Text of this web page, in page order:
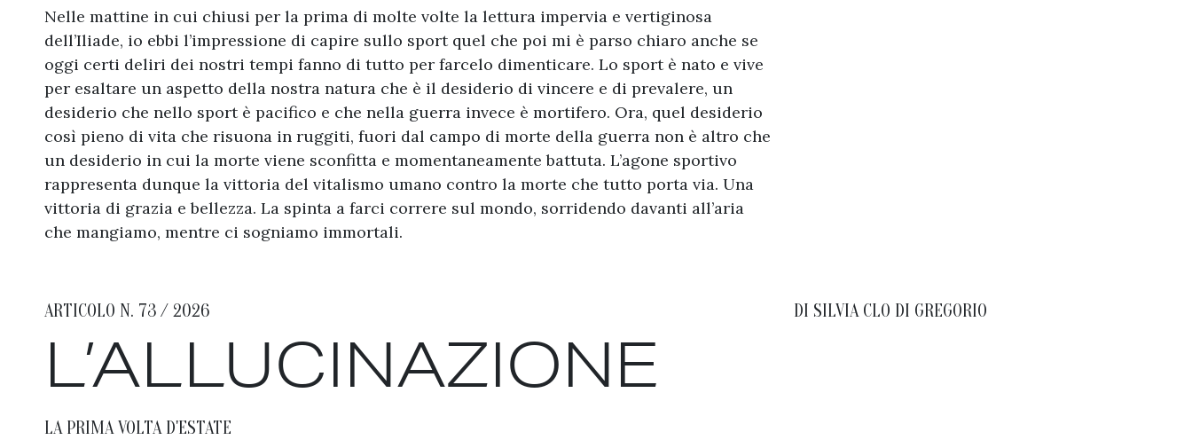
Nelle mattine in cui chiusi per la prima di molte volte la lettura impervia e vertiginosa
dell’Iliade, io ebbi l’impressione di capire sullo sport quel che poi mi è parso chiaro anche se
oggi certi deliri dei nostri tempi fanno di tutto per farcelo dimenticare. Lo sport è nato e vive
per esaltare un aspetto della nostra natura che è il desiderio di vincere e di prevalere, un
desiderio che nello sport è pacifico e che nella guerra invece è mortifero. Ora, quel desiderio
così pieno di vita che risuona in ruggiti, fuori dal campo di morte della guerra non è altro che
un desiderio in cui la morte viene sconfitta e momentaneamente battuta. L’agone sportivo
rappresenta dunque la vittoria del vitalismo umano contro la morte che tutto porta via. Una
vittoria di grazia e bellezza. La spinta a farci correre sul mondo, sorridendo davanti all’aria
che mangiamo, mentre ci sogniamo immortali.
ARTICOLO N. 73 / 2026 DI SILVIA CLO DI GREGORIO
L’ALLUCINAZIONE
LA PRIMA VOLTA D'ESTATE